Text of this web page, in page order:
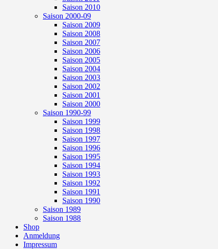
Saison 2010
Saison 2000-09
Saison 2009
Saison 2008
Saison 2007
Saison 2006
Saison 2005
Saison 2004
Saison 2003
Saison 2002
Saison 2001
Saison 2000
Saison 1990-99
Saison 1999
Saison 1998
Saison 1997
Saison 1996
Saison 1995
Saison 1994
Saison 1993
Saison 1992
Saison 1991
Saison 1990
Saison 1989
Saison 1988
Shop
Anmeldung
Impressum